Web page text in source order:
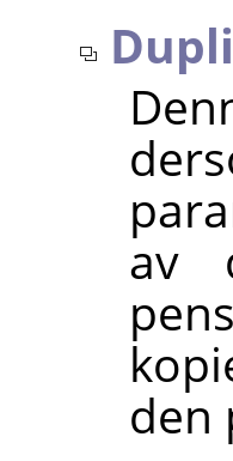
av
den